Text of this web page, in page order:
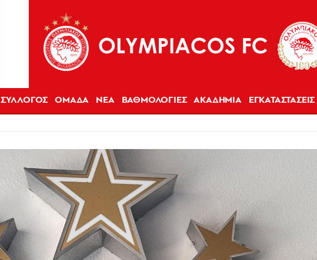
ΣΥΛΛΟΓΟΣ ΟΜΑΔΑ ΝΕΑ ΒΑΘΜΟΛΟΓΙΕΣ ΑΚΑΔΗΜΙΑ ΕΓΚΑΤΑΣΤΑΣΕΙΣ